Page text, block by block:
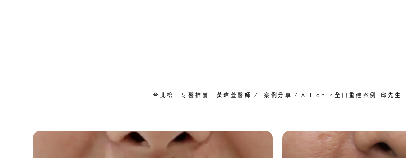
台北松山牙醫推薦｜黃瑋萱醫師 ∕ 案例分享 ∕ All-on-4全口重建案例-邱先生